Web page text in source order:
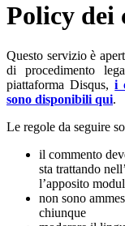
Policy dei
Questo servizio è
di procedimento
piattaforma Disqus,i
sono disponibili qui.
Le regole da seguire
il commento
sta trattando
l’apposito
non sono
chiunque